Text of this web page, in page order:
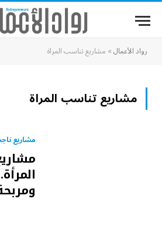
رواد الأعمال» مشاريع تناسب المراة
مشاريع تناسب المراة
مشاريع